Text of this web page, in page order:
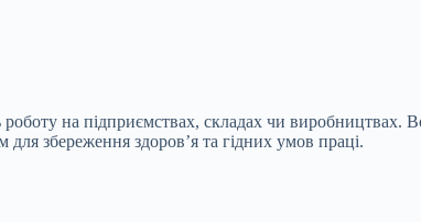
на підприємствах, складах чи
збереження здоров’я та гідних умов праці.